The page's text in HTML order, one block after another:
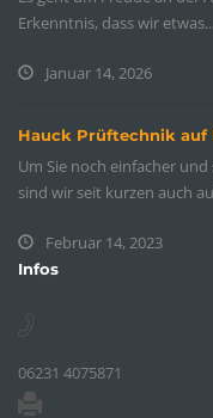
Erkenntnis, dass wir
Januar 14, 2026
Hauck Prüftechnik auf
Um Sie noch einfacher
sind wir seit kurzen auch
Februar 14, 2023
Infos
06231 4075871